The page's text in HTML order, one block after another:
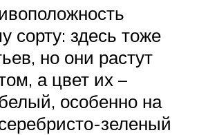
сорту: здесь тоже
но они растут
а цвет их –
особенно на
зеленый